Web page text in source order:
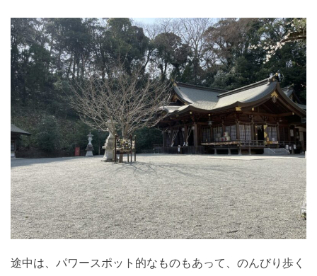
途中は、パワースポット的なものもあって、のんびり歩く